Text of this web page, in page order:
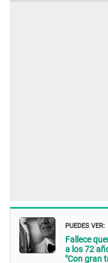
PUEDES VER:
Fallece
a los 72
"Con gran